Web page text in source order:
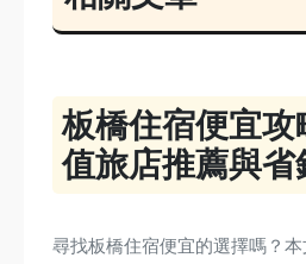
板橋住宿便宜攻
值旅店推薦與省
尋找板橋住宿便宜的選擇嗎？